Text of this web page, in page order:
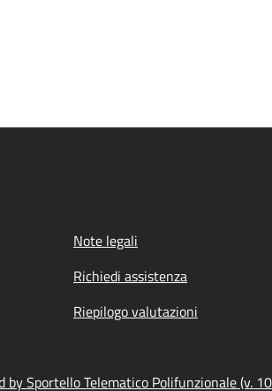
Note legali
Richiedi assistenza
Riepilogo valutazioni
by Sportello Telematico Polifunzionale (v.